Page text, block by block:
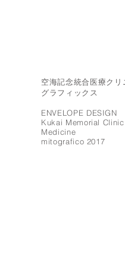
空海記念統合医療クリ
グラフィックス
ENVELOPE DESIGN
Kukai Memorial
Medicine
mitografico 2017